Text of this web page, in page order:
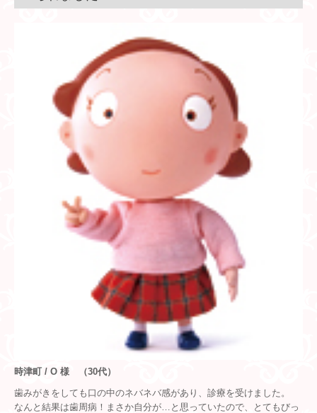
時津町 / O 様 （30代）
歯みがきをしても口の中のネバネバ感があり、診療を受けました。
なんと結果は歯周病！まさか自分が…と思っていたので、とてもびっ